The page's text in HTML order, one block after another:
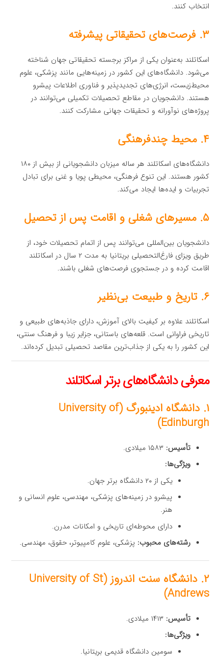
انتخاب کنند.
۳. فرصت‌های تحقیقاتی پیشرفته
اسکاتلند به‌عنوان یکی از مراکز برجسته تحقیقاتی جهان شناخته
می‌شود. دانشگاه‌های این کشور در زمینه‌هایی مانند پزشکی، علوم
محیط‌زیست، انرژی‌های تجدیدپذیر و فناوری اطلاعات پیشرو
هستند. دانشجویان در مقاطع تحصیلات تکمیلی می‌توانند در
پروژه‌های نوآورانه و تحقیقات جهانی مشارکت کنند.
۴. محیط چندفرهنگی
دانشگاه‌های اسکاتلند هر ساله میزبان دانشجویانی از بیش از ۱۸۰
کشور هستند. این تنوع فرهنگی، محیطی پویا و غنی برای تبادل
تجربیات و ایده‌ها ایجاد می‌کند.
۵. مسیرهای شغلی و اقامت پس از تحصیل
دانشجویان بین‌المللی می‌توانند پس از اتمام تحصیلات خود، از
طریق ویزای فارغ‌التحصیلی بریتانیا به مدت ۲ سال در اسکاتلند
اقامت کرده و در جستجوی فرصت‌های شغلی باشند.
۶. تاریخ و طبیعت بی‌نظیر
اسکاتلند علاوه بر کیفیت بالای آموزش، دارای جاذبه‌های طبیعی و
تاریخی فراوانی است. قلعه‌های باستانی، جزایر زیبا و فرهنگ سنتی،
این کشور را به یکی از جذاب‌ترین مقاصد تحصیلی تبدیل کرده‌اند.
معرفی دانشگاه‌های برتر اسکاتلند
۱. دانشگاه ادینبورگ (University of
Edinburgh)
تأسیس:
ویژگی‌ها:
یکی از ۲۰ دانشگاه برتر جهان.
پیشرو در زمینه‌های پزشکی، مهندسی، علوم انسانی و
هنر.
دارای محوطه‌ای تاریخی و امکانات مدرن.
رشته‌های محبوب: پزشکی، علوم کامپیوتر، حقوق، مهندسی.
۲. دانشگاه سنت اندروز (University of St
Andrews)
تأسیس:
ویژگی‌ها:
سومین دانشگاه قدیمی بریتانیا.